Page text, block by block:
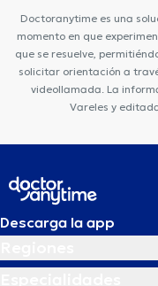
Doctoranytime es una
momento en que
que se resuelve,
solicitar orientación a
videollamada. La
Vareles y
Descarga la app